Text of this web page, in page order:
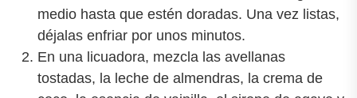
medio hasta que estén doradas. Una vez listas,
déjalas enfriar por unos minutos.
En una licuadora, mezcla las avellanas
tostadas, la leche de almendras, la crema de